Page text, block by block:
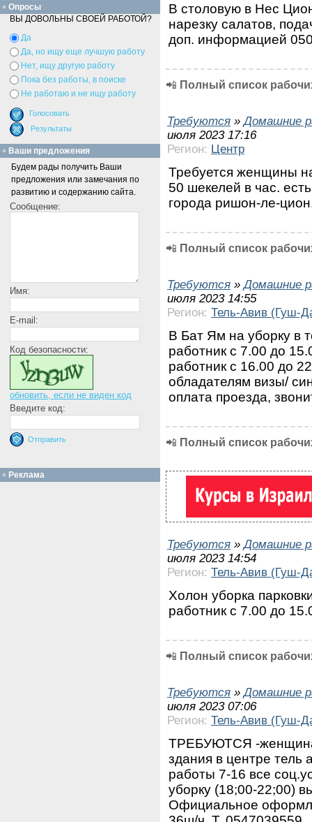
В столовую в Нес
нарезку салатов,
доп. информацией
📲 Полный список
Требуются »Домашние
июля 2023 17:16
Регион: Центр
Требуется женщины
50 шекелей в час.
города ришон-ле-
📲 Полный список
Требуются »Домашние
июля 2023 14:55
Регион: Тель-Авив (Гуш-
В Бат Ям на уборку в
работник с 7.00 до
работник с 16.00 до
обладателям визы/
оплата проезда,
📲 Полный список
Требуются »Домашние
июля 2023 14:54
Регион: Тель-Авив (Гуш-
Холон уборка
работник с 7.00 до
📲 Полный список
Требуются »Домашние
июля 2023 07:06
Регион: Тель-Авив (Гуш-
ТРЕБУЮТСЯ -женщина
здания в центре тель
работы 7-16 все
уборку (18;00-22;00)
Официальное
Опросы
ВЫ ДОВОЛЬНЫ СВОЕЙ РАБОТОЙ?
Да
Да, но ищу еще лучшую работу
Нет, ищу другую работу
Пока без работы, в поиске
Не работаю и не ищу работу
Ваши предложения
Будем рады получить Ваши
предложения или замечания по
развитию и содержанию сайта.
Сообщение:
Имя:
E-mail:
Код безопасности:
обновить, если не виден код
Введите код:
Реклама